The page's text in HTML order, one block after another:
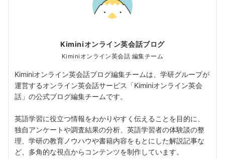
Kiminiオンライン英会話ブログ
Kiminiオンライン英会話 編集チーム
Kiminiオンライン英会話ブログ編集チームは、学研グループが
運営するオンライン英会話サービス「Kiminiオンライン英会
話」の公式ブログ編集チームです。
英語学習に役立つ情報をわかりやすく伝えることを目的に、
独自アンケートや調査結果の分析、英語学習者の体験談の整
理、学研の教育ノウハウや書籍内容をもとにした解説記事な
ど、多角的な視点からコンテンツを制作しています。